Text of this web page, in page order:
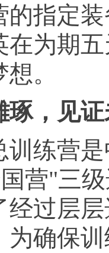
的指定
在为期
。
琢，见
练营是
营"三
过层
为确保